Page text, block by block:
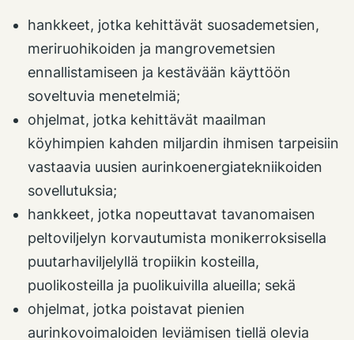
hankkeet, jotka kehittävät suosademetsien,
meriruohikoiden ja mangrovemetsien
ennallistamiseen ja kestävään käyttöön
soveltuvia menetelmiä;
ohjelmat, jotka kehittävät maailman
köyhimpien kahden miljardin ihmisen tarpeisiin
vastaavia uusien aurinkoenergiatekniikoiden
sovellutuksia;
hankkeet, jotka nopeuttavat tavanomaisen
peltoviljelyn korvautumista monikerroksisella
puutarhaviljelyllä tropiikin kosteilla,
puolikosteilla ja puolikuivilla alueilla; sekä
ohjelmat, jotka poistavat pienien
aurinkovoimaloiden leviämisen tiellä olevia